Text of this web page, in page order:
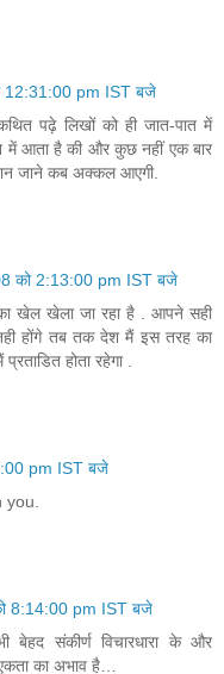
12:31:00 pm IST बजे
पढ़े लिखों को ही जात-पात में
में आता है की और कुछ नहीं एक बार
जाने कब अक्कल आएगी.
को 2:13:00 pm IST बजे
खेल खेला जा रहा है . आपने सही
होंगे तब तक देश मैं इस तरह का
होता रहेगा .
pm IST बजे
8:14:00 pm IST बजे
संकीर्ण विचारधारा के और
का अभाव है…